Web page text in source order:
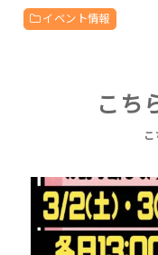
イベント情報
こち